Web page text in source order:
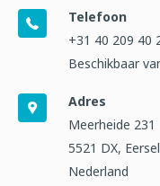
Telefoon
+31 40 209 40
Beschikbaar
Adres
Meerheide 231
5521 DX, Eersel
Nederland